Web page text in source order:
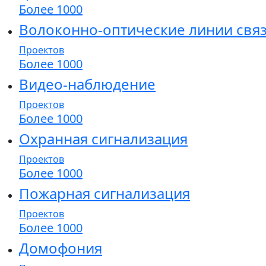
Более 1000
Волоконно-оптические линии
Проектов
Более 1000
Видео-наблюдение
Проектов
Более 1000
Охранная сигнализация
Проектов
Более 1000
Пожарная сигнализация
Проектов
Более 1000
Домофония